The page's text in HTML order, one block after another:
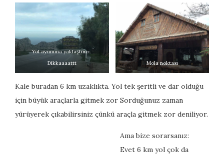
Yol ayrımına yaklaştınız.
Dikkaaaattt
Mola noktası
Kale buradan 6 km uzaklıkta. Yol tek şeritli ve dar olduğu
için büyük araçlarla gitmek zor Sorduğunuz zaman
yürüyerek çıkabilirsiniz çünkü araçla gitmek zor deniliyor.
Ama bize sorarsanız:
Evet 6 km yol çok da